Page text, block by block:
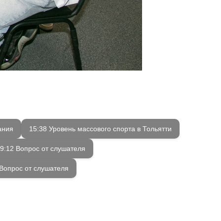
15:38 Уровень массового спорта в Тольятти
Вопрос от слушателя
от слушателя